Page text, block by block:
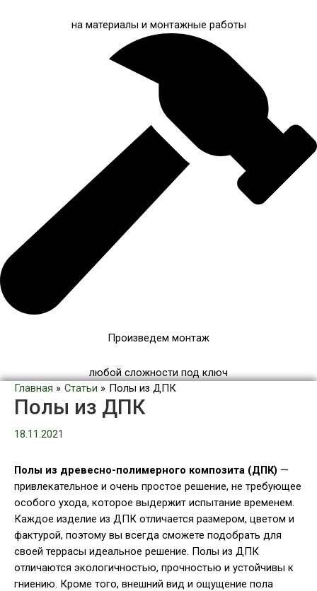
на материалы и монтажные работы
Произведем монтаж
любой сложности под ключ
Главная
Статьи Полы из ДПК
Полы из ДПК
18.11.2021
Полы из древесно-полимерного композита (ДПК) —
привлекательное и очень простое решение, не требующее
особого ухода, которое выдержит испытание временем.
Каждое изделие из ДПК отличается размером, цветом и
фактурой, поэтому вы всегда сможете подобрать для
своей террасы идеальное решение. Полы из ДПК
отличаются экологичностью, прочностью и устойчивы к
гниению. Кроме того, внешний вид и ощущение пола